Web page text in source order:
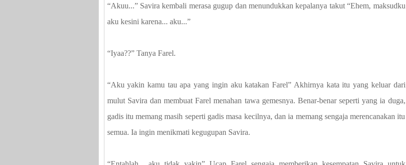
“Akuu...” Savira kembali merasa gugup dan menundukkan kepalanya takut “Ehem, maksudku
aku kesini karena... aku...”
“Iyaa??” Tanya Farel.
“Aku yakin kamu tau apa yang ingin aku katakan Farel” Akhirnya kata itu yang keluar dari
mulut Savira dan membuat Farel menahan tawa gemesnya. Benar-benar seperti yang ia duga,
gadis itu memang masih seperti gadis masa kecilnya, dan ia memang sengaja merencanakan itu
semua. Ia ingin menikmati kegugupan Savira.